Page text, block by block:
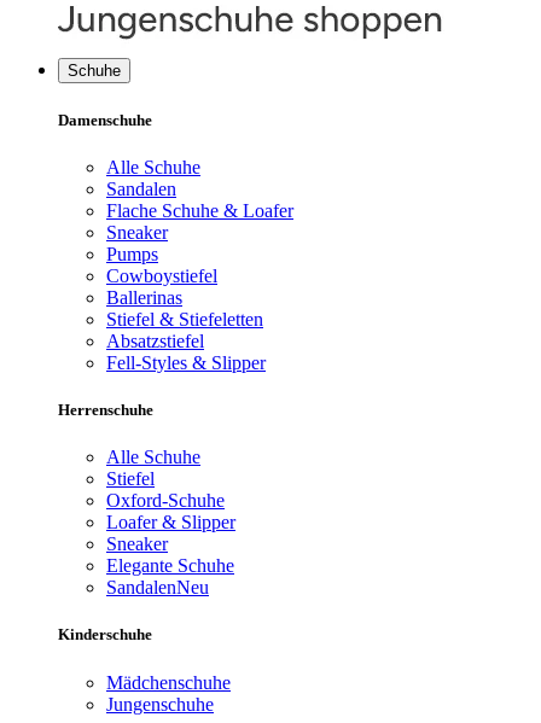
Schuhe
Damenschuhe
Alle Schuhe
Sandalen
Flache Schuhe & Loafer
Sneaker
Pumps
Cowboystiefel
Ballerinas
Stiefel & Stiefeletten
Absatzstiefel
Fell-Styles & Slipper
Herrenschuhe
Alle Schuhe
Stiefel
Oxford-Schuhe
Loafer & Slipper
Sneaker
Elegante Schuhe
SandalenNeu
Kinderschuhe
Mädchenschuhe
Jungenschuhe